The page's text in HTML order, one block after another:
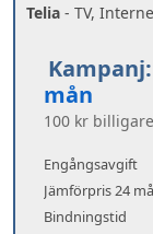
Telia - TV,
Kampanj:
mån
100 kr
Engångsavgift
Jämförpris 24
Bindningstid